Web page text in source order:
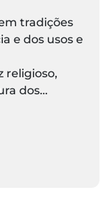
tradições
e dos usos e
religioso,
dos